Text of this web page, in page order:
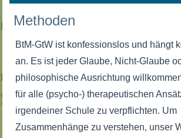
Methoden
BtM-GtW ist konfessionslos und hängt
an. Es ist jeder Glaube, Nicht-Glaube
philosophische Ausrichtung
für alle (psycho-) therapeutischen
irgendeiner Schule zu verpflichten. Um
Zusammenhänge zu verstehen, unser